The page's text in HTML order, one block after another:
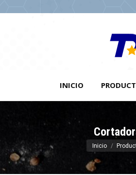
INICIO
Estás aquí:
Inicio